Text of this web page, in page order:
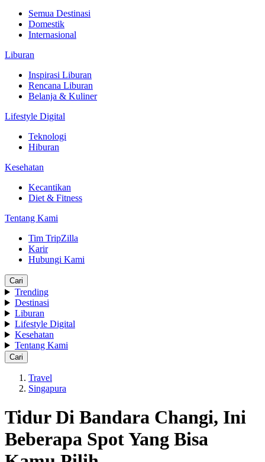
Semua Destinasi
Domestik
Internasional
Liburan
Inspirasi Liburan
Rencana Liburan
Belanja & Kuliner
Lifestyle Digital
Teknologi
Hiburan
Kesehatan
Kecantikan
Diet & Fitness
Tentang Kami
Tim TripZilla
Karir
Hubungi Kami
Cari
Trending
Destinasi
Liburan
Lifestyle Digital
Kesehatan
Tentang Kami
Cari
Travel
Singapura
Tidur Di Bandara Changi, Ini
Beberapa Spot Yang Bisa